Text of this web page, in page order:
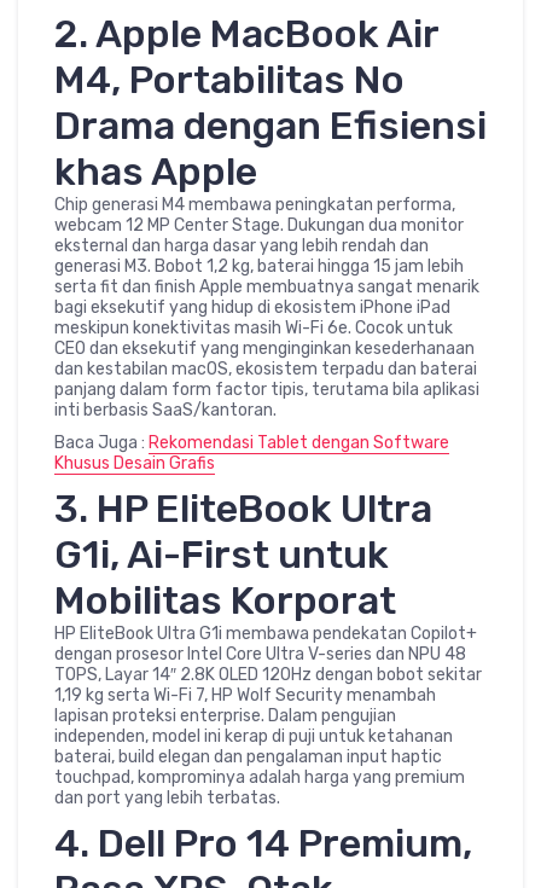
2. Apple MacBook Air
M4, Portabilitas No
Drama dengan Efisiensi
khas Apple
Chip generasi M4 membawa peningkatan performa,
webcam 12 MP Center Stage. Dukungan dua monitor
eksternal dan harga dasar yang lebih rendah dan
generasi M3. Bobot 1,2 kg, baterai hingga 15 jam lebih
serta fit dan finish Apple membuatnya sangat menarik
bagi eksekutif yang hidup di ekosistem iPhone iPad
meskipun konektivitas masih Wi-Fi 6e. Cocok untuk
CEO dan eksekutif yang menginginkan kesederhanaan
dan kestabilan macOS, ekosistem terpadu dan baterai
panjang dalam form factor tipis, terutama bila aplikasi
inti berbasis SaaS/kantoran.
Baca Juga : Rekomendasi Tablet dengan Software
Khusus Desain Grafis
3. HP EliteBook Ultra
G1i, Ai-First untuk
Mobilitas Korporat
HP EliteBook Ultra G1i membawa pendekatan Copilot+
dengan prosesor Intel Core Ultra V-series dan NPU 48
TOPS, Layar 14″ 2.8K OLED 120Hz dengan bobot sekitar
1,19 kg serta Wi-Fi 7, HP Wolf Security menambah
lapisan proteksi enterprise. Dalam pengujian
independen, model ini kerap di puji untuk ketahanan
baterai, build elegan dan pengalaman input haptic
touchpad, komprominya adalah harga yang premium
dan port yang lebih terbatas.
4. Dell Pro 14 Premium,